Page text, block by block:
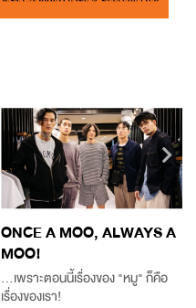
ONCE A MOO, ALWAYS A
MOO!
...เพราะตอนนี้เรื่องของ "หมู" ก็คือ
เรื่องของเรา!